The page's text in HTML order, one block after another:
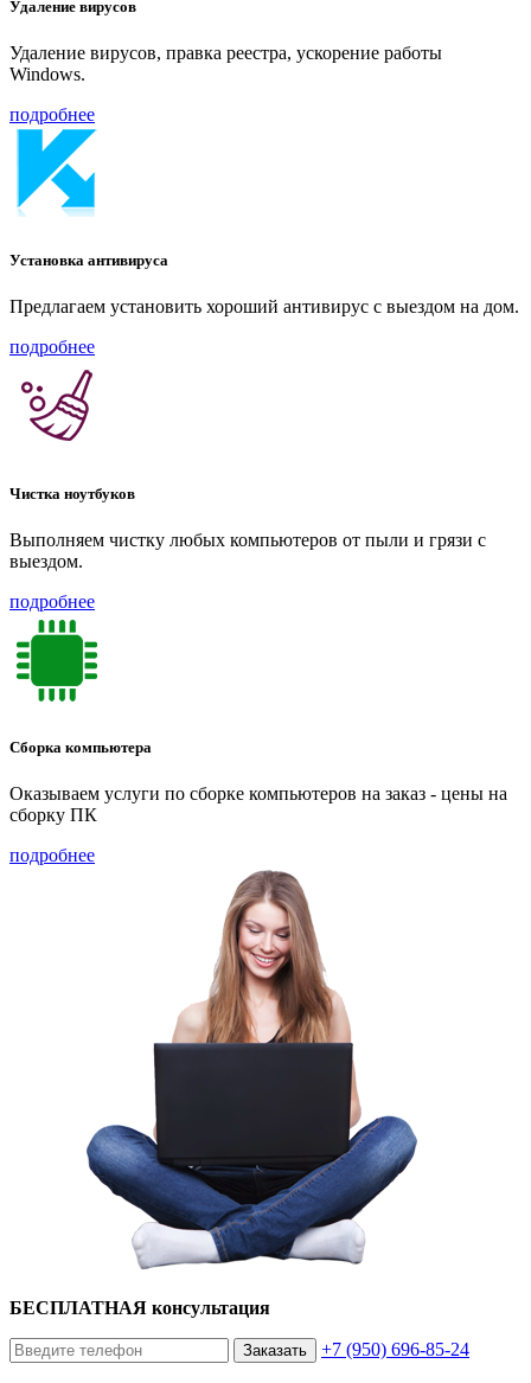
Удаление вирусов
Удаление вирусов, правка реестра, ускорение работы
Windows.
подробнее
Установка антивируса
Предлагаем установить хороший антивирус с выездом на дом.
подробнее
Чистка ноутбуков
Выполняем чистку любых компьютеров от пыли и грязи с
выездом.
подробнее
Сборка компьютера
Оказываем услуги по сборке компьютеров на заказ - цены на
сборку ПК
подробнее
БЕСПЛАТНАЯ консультация
Заказать +7 (950) 696-85-24